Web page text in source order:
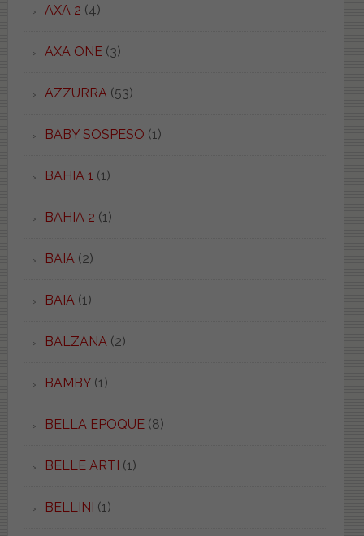
AXA 2 (4)
AXA ONE(3)
AZZURRA(53)
BABY SOSPESO (1)
BAHIA 1 (1)
BAHIA 2 (1)
BAIA(2)
BAIA(1)
BALZANA(2)
BAMBY(1)
BELLA EPOQUE(8)
BELLE ARTI (1)
BELLINI (1)